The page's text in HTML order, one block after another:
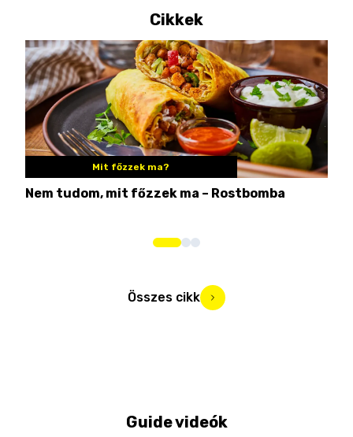
Cikkek
Mit főzzek ma?
Nem tudom, mit főzzek ma – Rostbomba
Összes cikk
Guide videók